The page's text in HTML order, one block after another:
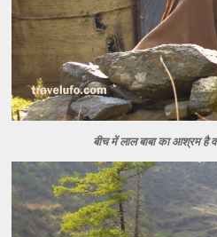
बीच में लाल बाबा का आश्रम है